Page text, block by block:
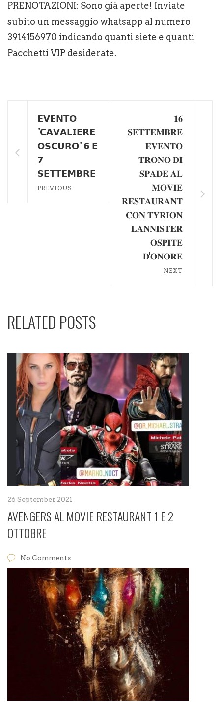
PRENOTAZIONI: Sono già aperte! Inviate
subito un messaggio whatsapp al numero
3914156970 indicando quanti siete e quanti
Pacchetti VIP desiderate.
𝗘𝗩𝗘𝗡𝗧𝗢
"𝗖𝗔𝗩𝗔𝗟𝗜𝗘𝗥𝗘
𝗢𝗦𝗖𝗨𝗥𝗢" 𝟲 𝗘
𝟳
𝗦𝗘𝗧𝗧𝗘𝗠𝗕𝗥𝗘
PREVIOUS
𝟏𝟔
𝐒𝐄𝐓𝐓𝐄𝐌𝐁𝐑𝐄
𝐄𝐕𝐄𝐍𝐓𝐎
𝐓𝐑𝐎𝐍𝐎 𝐃𝐈
𝐒𝐏𝐀𝐃𝐄 𝐀𝐋
𝐌𝐎𝐕𝐈𝐄
𝐑𝐄𝐒𝐓𝐀𝐔𝐑𝐀𝐍𝐓
𝐂𝐎𝐍 𝐓𝐘𝐑𝐈𝐎𝐍
𝐋𝐀𝐍𝐍𝐈𝐒𝐓𝐄𝐑
𝐎𝐒𝐏𝐈𝐓𝐄
𝐃'𝐎𝐍𝐎𝐑𝐄
NEXT
RELATED POSTS
26 September 2021
AVENGERS AL MOVIE RESTAURANT 1 E 2
OTTOBRE
No Comments